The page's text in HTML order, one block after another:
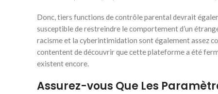
Donc, tiers functions de contrôle parental devrait
susceptible de restreindre le comportement d’un
racisme et la cyberintimidation sont également assez
contentent de découvrir que cette plateforme a été
existent encore.
Assurez-vous Que Les